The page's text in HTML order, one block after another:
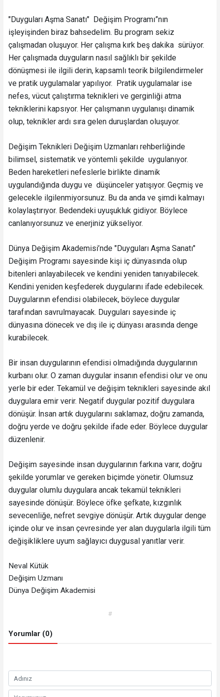
"Duyguları Aşma Sanatı" Değişim Programı”nın
işleyişinden biraz bahsedelim. Bu program sekiz
çalışmadan oluşuyor. Her çalışma kırk beş dakika sürüyor.
Her çalışmada duyguların nasıl sağlıklı bir şekilde
dönüşmesi ile ilgili derin, kapsamlı teorik bilgilendirmeler
ve pratik uygulamalar yapılıyor. Pratik uygulamalar ise
nefes, vücut çalıştırma teknikleri ve gerginliği atma
tekniklerini kapsıyor. Her çalışmanın uygulanışı dinamik
olup, teknikler ardı sıra gelen duruşlardan oluşuyor.
Değişim Teknikleri Değişim Uzmanları rehberliğinde
bilimsel, sistematik ve yöntemli şekilde uygulanıyor.
Beden hareketleri nefeslerle birlikte dinamik
uygulandığında duygu ve düşünceler yatışıyor. Geçmiş ve
gelecekle ilgilenmiyorsunuz. Bu da anda ve şimdi kalmayı
kolaylaştırıyor. Bedendeki uyuşukluk gidiyor. Böylece
canlanıyorsunuz ve enerjiniz yükseliyor.
Dünya Değişim Akademisi’nde "Duyguları Aşma Sanatı"
Değişim Programı sayesinde kişi iç dünyasında olup
bitenleri anlayabilecek ve kendini yeniden tanıyabilecek.
Kendini yeniden keşfederek duygularını ifade edebilecek.
Duygularının efendisi olabilecek, böylece duygular
tarafından savrulmayacak. Duyguları sayesinde iç
dünyasına dönecek ve dış ile iç dünyası arasında denge
kurabilecek.
Bir insan duygularının efendisi olmadığında duygularının
kurbanı olur. O zaman duygular insanın efendisi olur ve onu
yerle bir eder. Tekamül ve değişim teknikleri sayesinde akıl
duygulara emir verir. Negatif duygular pozitif duygulara
dönüşür. İnsan artık duygularını saklamaz, doğru zamanda,
doğru yerde ve doğru şekilde ifade eder. Böylece duygular
düzenlenir.
Değişim sayesinde insan duygularının farkına varır, doğru
şekilde yorumlar ve gereken biçimde yönetir. Olumsuz
duygular olumlu duygulara ancak tekamül teknikleri
sayesinde dönüşür. Böylece öfke şefkate, kızgınlık
sevecenliğe, nefret sevgiye dönüşür. Artık duygular denge
içinde olur ve insan çevresinde yer alan duygularla ilgili tüm
değişikliklere uyum sağlayıcı duygusal yanıtlar verir.
Neval Kütük
Değişim Uzmanı
Dünya Değişim Akademisi
#
Yorumlar (0)